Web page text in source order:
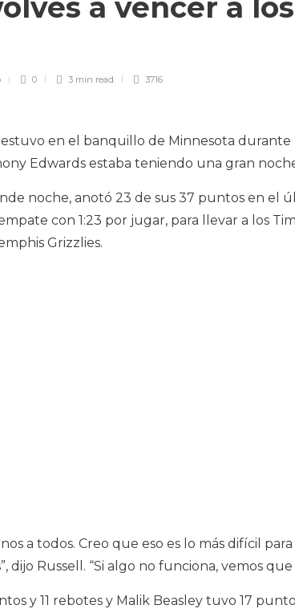
a vencer a
0 3 min read 3716
en el banquillo de Minnesota
Edwards estaba teniendo una gran
noche, anotó 23 de sus 37 puntos en el
con 1:23 por jugar, para llevar a los
Grizzlies.
a todos. Creo que eso es lo más difícil
dijo Russell. “Si algo no funciona, vemos
y 11 rebotes y Malik Beasley tuvo 17